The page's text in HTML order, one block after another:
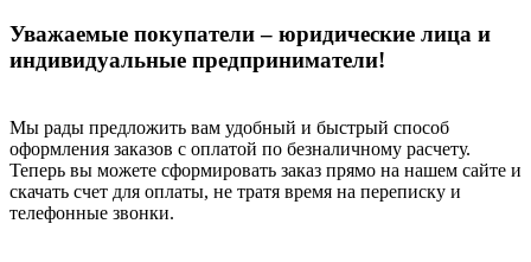
Уважаемые покупатели – юридические лица и
индивидуальные предприниматели!
Мы рады предложить вам удобный и быстрый способ
оформления заказов с оплатой по безналичному расчету.
Теперь вы можете сформировать заказ прямо на нашем сайте и
скачать счет для оплаты, не тратя время на переписку и
телефонные звонки.